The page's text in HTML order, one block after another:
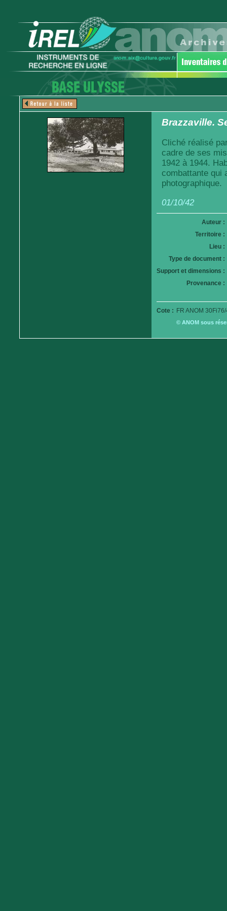
Brazzaville.
Cliché réalisé
cadre de ses
1942 à 1944.
combattante qui
photographique.
01/10/42
Auteur :
Territoire :
Lieu :
Type de document :
Support et dimensions :
Provenance :
Cote : FR ANOM
© ANOM sous